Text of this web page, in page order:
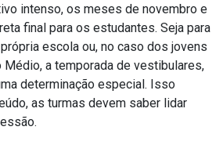
intenso, os meses de novembro e
final para os estudantes. Seja para
escola ou, no caso dos jovens
Médio, a temporada de vestibulares,
determinação especial. Isso
as turmas devem saber lidar